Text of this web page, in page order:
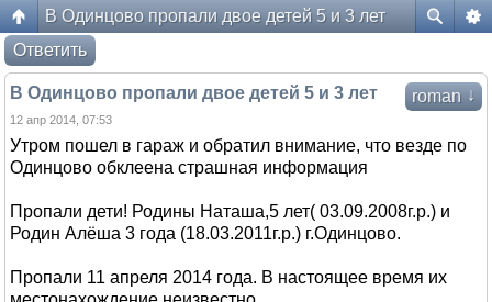
В Одинцово пропали двое детей 5 и 3 лет
Форум жителей ЖК Да Винчи
Ответить
roman ↓
В Одинцово пропали двое детей 5 и 3 лет
12 апр 2014, 07:53
Утром пошел в гараж и обратил внимание, что везде по
Одинцово обклеена страшная информация
Пропали дети! Родины Наташа,5 лет( 03.09.2008г.р.) и
Родин Алёша 3 года (18.03.2011г.р.) г.Одинцово.
Пропали 11 апреля 2014 года. В настоящее время их